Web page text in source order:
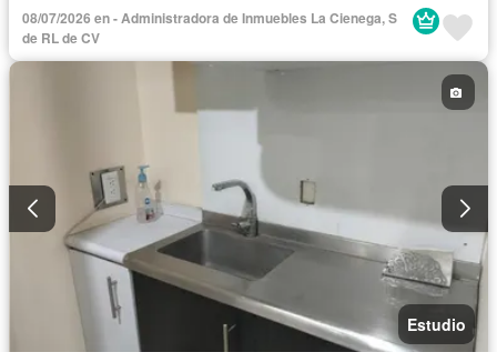
Circuito cerrado de televisión
Cocina equipada
Electricidad
Despacho
Sala polivalente
Seguridad
08/07/2026 en - Administradora de Inmuebles La Cienega, S
de RL de CV
Estudio